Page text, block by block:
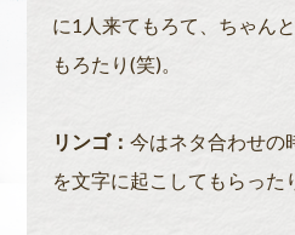
に1人来てもろて、ちゃん
もろたり(笑)。
リンゴ： 今はネタ合わせの
を文字に起こしてもらった